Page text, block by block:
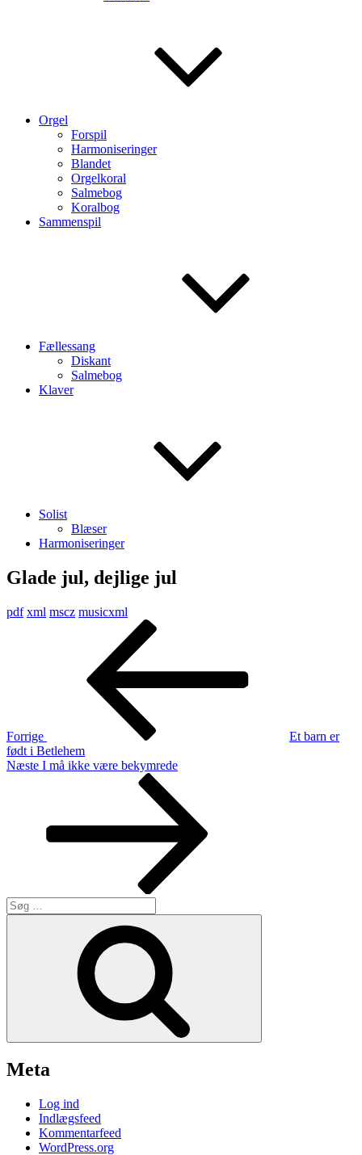
Orgel
Forspil
Harmoniseringer
Blandet
Orgelkoral
Salmebog
Koralbog
Sammenspil
Fællessang
Diskant
Salmebog
Klaver
Solist
Blæser
Harmoniseringer
Glade jul, dejlige jul
pdf xml mscz musicxml
Indlægsnavigation
Forrige
Et barn er
født i Betlehem
Næste
Næste I må ikke være bekymrede
Søg
efter:
Meta
Log ind
Indlægsfeed
Kommentarfeed
WordPress.org